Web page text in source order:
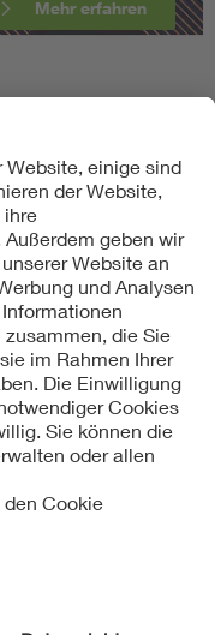
Mehr erfahren